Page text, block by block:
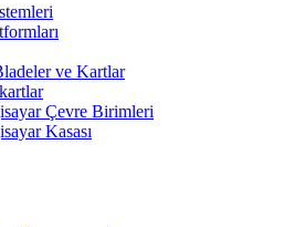
ve Kartlar
Çevre Birimleri
Kasası